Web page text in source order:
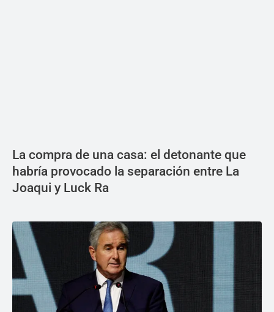
La compra de una casa: el detonante que
habría provocado la separación entre La
Joaqui y Luck Ra